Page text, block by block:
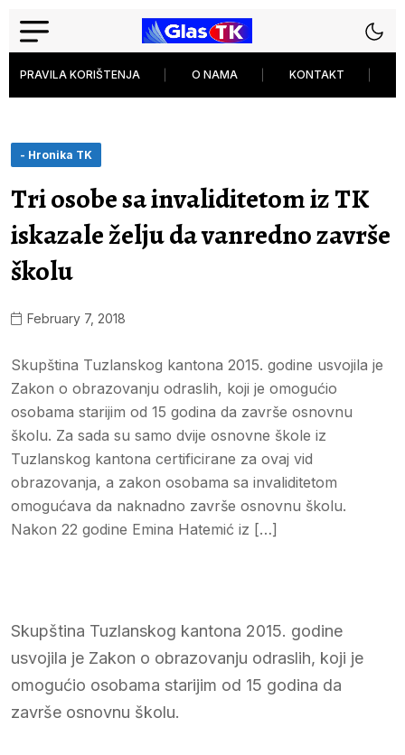
PRAVILA KORIŠTENJA O NAMA KONTAKT
- Hronika TK
Tri osobe sa invaliditetom iz TK
iskazale želju da vanredno završe
školu
February 7, 2018
Skupština Tuzlanskog kantona 2015. godine usvojila je
Zakon o obrazovanju odraslih, koji je omogućio
osobama starijim od 15 godina da završe osnovnu
školu. Za sada su samo dvije osnovne škole iz
Tuzlanskog kantona certificirane za ovaj vid
obrazovanja, a zakon osobama sa invaliditetom
omogućava da naknadno završe osnovnu školu.
Nakon 22 godine Emina Hatemić iz […]
Skupština Tuzlanskog kantona 2015. godine
usvojila je Zakon o obrazovanju odraslih, koji je
omogućio osobama starijim od 15 godina da
završe osnovnu školu.